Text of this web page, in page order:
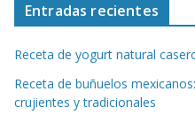
Entradas recientes
Receta de yogurt natural
Receta de buñuelos
crujientes y tradicionales